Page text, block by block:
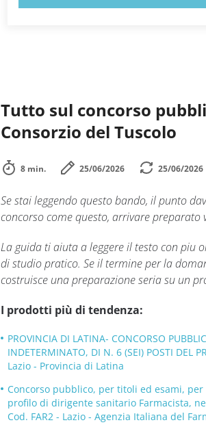
Tutto sul concorso
Consorzio del Tuscolo
8 min. 25/06/2026 25/06/2026
Se stai leggendo questo bando, il punto
concorso come questo, arrivare
La guida ti aiuta a leggere il testo con piu
di studio pratico. Se il termine per la
costruisce una preparazione seria su un
I prodotti più di tendenza:
PROVINCIA DI LATINA- CONCORSO
INDETERMINATO, DI N. 6 (SEI) POSTI DEL
Lazio - Provincia di Latina
Concorso pubblico, per titoli ed esami,
profilo di dirigente sanitario Farmacista,
Cod. FAR2 - Lazio - Agenzia Italiana del